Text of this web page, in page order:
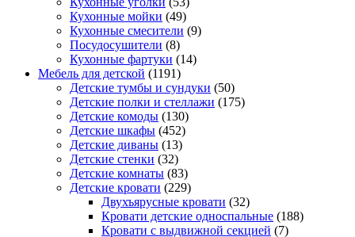
Кухонные мойки (49)
Кухонные смесители (9)
Посудосушители (8)
Кухонные фартуки (14)
Мебель для детской (1191)
Детские тумбы и сундуки (50)
Детские полки и стеллажи (175)
Детские комоды (130)
Детские шкафы (452)
Детские диваны (13)
Детские стенки (32)
Детские комнаты (83)
Детские кровати (229)
Двухъярусные кровати (32)
Кровати детские односпальные (188)
Кровати с выдвижной секцией (7)